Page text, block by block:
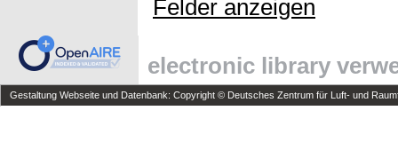
Felder anzeigen
electronic library
Gestaltung Webseite und Datenbank: Copyright © Deutsches Zentrum für Luft- und